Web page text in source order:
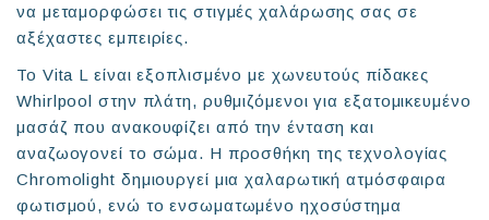
να μεταμορφώσει τις στιγμές χαλάρωσης σας σε
αξέχαστες εμπειρίες.
Το Vita L είναι εξοπλισμένο με χωνευτούς πίδακες
Whirlpool στην πλάτη, ρυθμιζόμενοι για εξατομικευμένο
μασάζ που ανακουφίζει από την ένταση και
αναζωογονεί το σώμα. Η προσθήκη της τεχνολογίας
Chromolight δημιουργεί μια χαλαρωτική ατμόσφαιρα
φωτισμού, ενώ το ενσωματωμένο ηχοσύστημα